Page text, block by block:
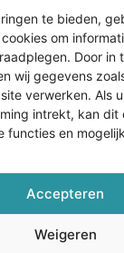
te bieden,
om
Door in
wij gegevens
verwerken. Als
intrekt, kan dit
functies en
Accepteren
Weigeren
dat
Laat
Elisa
jouw